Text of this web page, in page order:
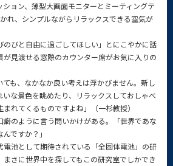
ョン、薄型大画面モニターとミーティングテ
れ、シンプルながらリラックスできる空気が
のびと自由に過ごしてほしい」とにこやかに話
が見渡せる窓際のカウンター席がお気に入りの
ても、なかなか良い考えは浮かびません。新し
いな景色を眺めたり、リラックスしておしゃべ
れてくるものですよね」（一杉教授）
癖のように言う問いかけがある。「世界であな
ですか？」
電池として期待されている「全固体電池」の研
さに世界中を探してもこの研究室でしかでき